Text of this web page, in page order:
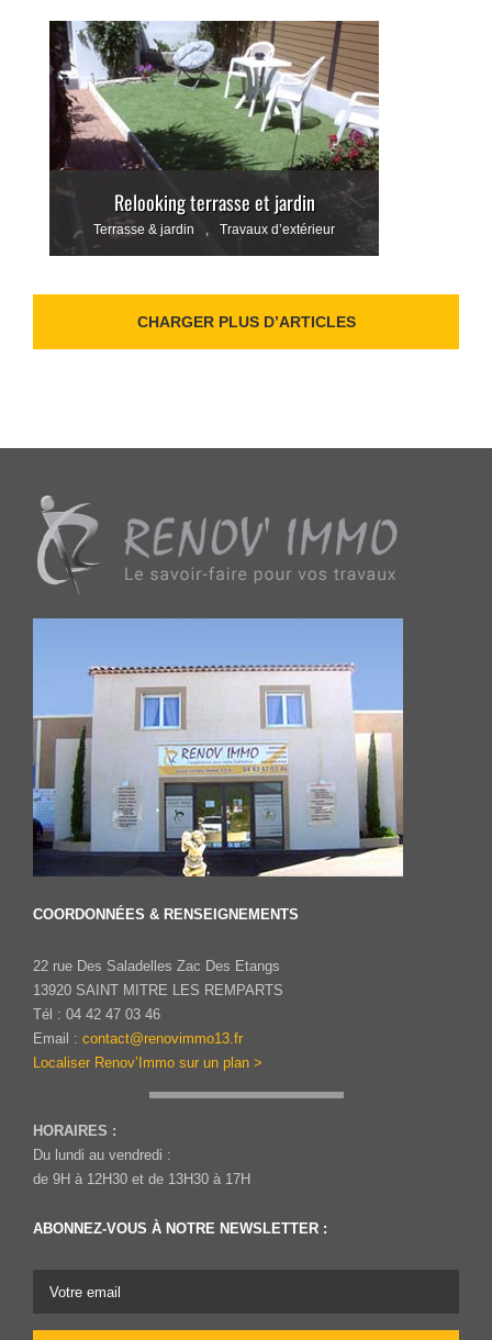
Relooking terrasse et jardin
Terrasse & jardin , Travaux d’extérieur
CHARGER PLUS D’ARTICLES
COORDONNÉES & RENSEIGNEMENTS
22 rue Des Saladelles Zac Des Etangs
13920 SAINT MITRE LES REMPARTS
Tél : 04 42 47 03 46
Email : contact@renovimmo13.fr
Localiser Renov’Immo sur un plan >
HORAIRES :
Du lundi au vendredi :
de 9H à 12H30 et de 13H30 à 17H
ABONNEZ-VOUS À NOTRE NEWSLETTER :